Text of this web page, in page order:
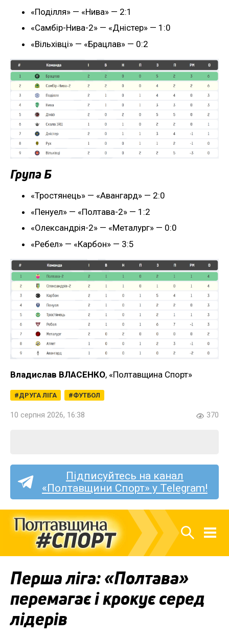
«Поділля» — «Нива» — 2:1
«Самбір-Нива-2» — «Дністер» — 1:0
«Вільхівці» — «Брацлав» — 0:2
Група Б
«Тростянець» — «Авангард» — 2:0
«Пенуел» — «Полтава-2» — 1:2
«Олександрія-2» — «Металург» — 0:0
«Ребел» — «Карбон» — 3:5
Владислав ВЛАСЕНКО, «Полтавщина Спорт»
ДРУГА ЛІГА ФУТБОЛ
10 серпня 2026, 16:38 370
Підписуйтесь на канал
«Полтавщини Спорт» у Telegram!
Перша ліга: «Полтава»
перемагає і крокує серед
лідерів